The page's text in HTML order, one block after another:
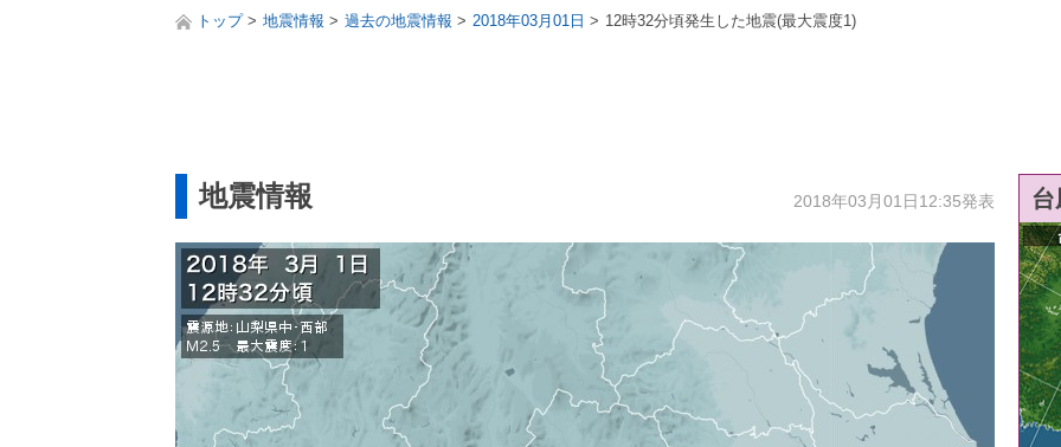
トップ 地震情報 過去の地震情報 2018年03月01日 12時32分頃発生した地震(最大震度1)
地震情報 2018年03月01日12:35発表